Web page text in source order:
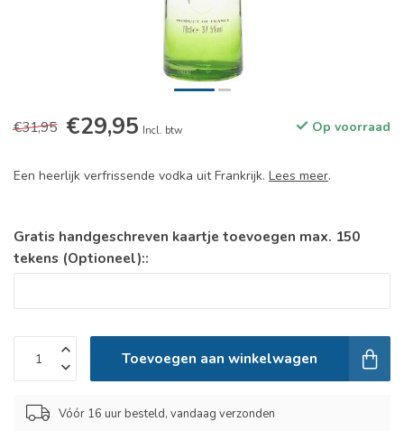
€31,95 €29,95 Incl. btw Op voorraad
Een heerlijk verfrissende vodka uit Frankrijk. Lees meer.
Gratis handgeschreven kaartje toevoegen max. 150
tekens (Optioneel)::
Toevoegen aan winkelwagen
Vóór 16 uur besteld, vandaag verzonden